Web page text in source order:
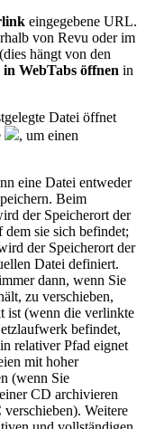
eingegebene URL.
von Revu oder im
(dies hängt von den
WebTabs öffnen in
Datei öffnet
, um einen
eine Datei entweder
Beim
der Speicherort der
sie sich befindet;
der Speicherort der
Datei definiert.
dann, wenn Sie
zu verschieben,
ist (wenn die verlinkte
befindet,
relativer Pfad eignet
mit hoher
(wenn Sie
CD archivieren
Weitere